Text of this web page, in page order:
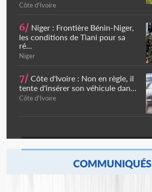
Côte d'Ivoire
6/ Niger : Frontière Bénin-Niger,
les conditions de Tiani pour sa
ré...
Niger
7/ Côte d'Ivoire : Non en règle, il
tente d'insérer son véhicule dan...
Côte d'Ivoire
COMMUNIQUÉS